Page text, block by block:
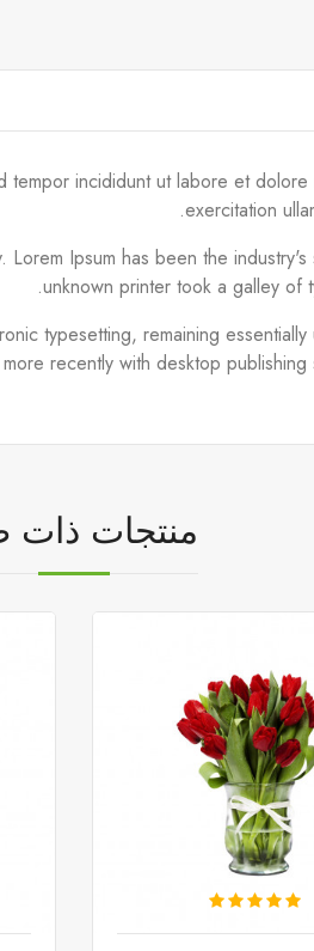
incididunt ut labore et dolore
exercitation
Ipsum has been the
unknown printer took a galley of
typesetting, remaining
recently with desktop
منتجات ذات